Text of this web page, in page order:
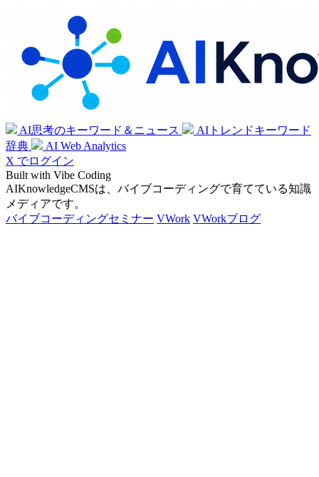
AI思考のキーワード＆ニュース
AIトレンドキーワード
辞典
AI Web Analytics
X でログイン
Built with Vibe Coding
AIKnowledgeCMSは、バイブコーディングで育てている知識
メディアです。
バイブコーディングセミナー VWork VWorkブログ